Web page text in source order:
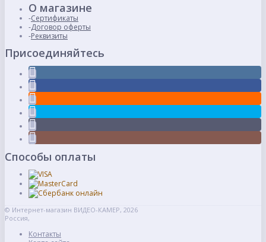
О магазине
Сертификаты
Договор оферты
Реквизиты
Присоединяйтесь
Способы оплаты
© Интернет-магазин ВИДЕО-КАМЕР, 2026
Россия,
Контакты